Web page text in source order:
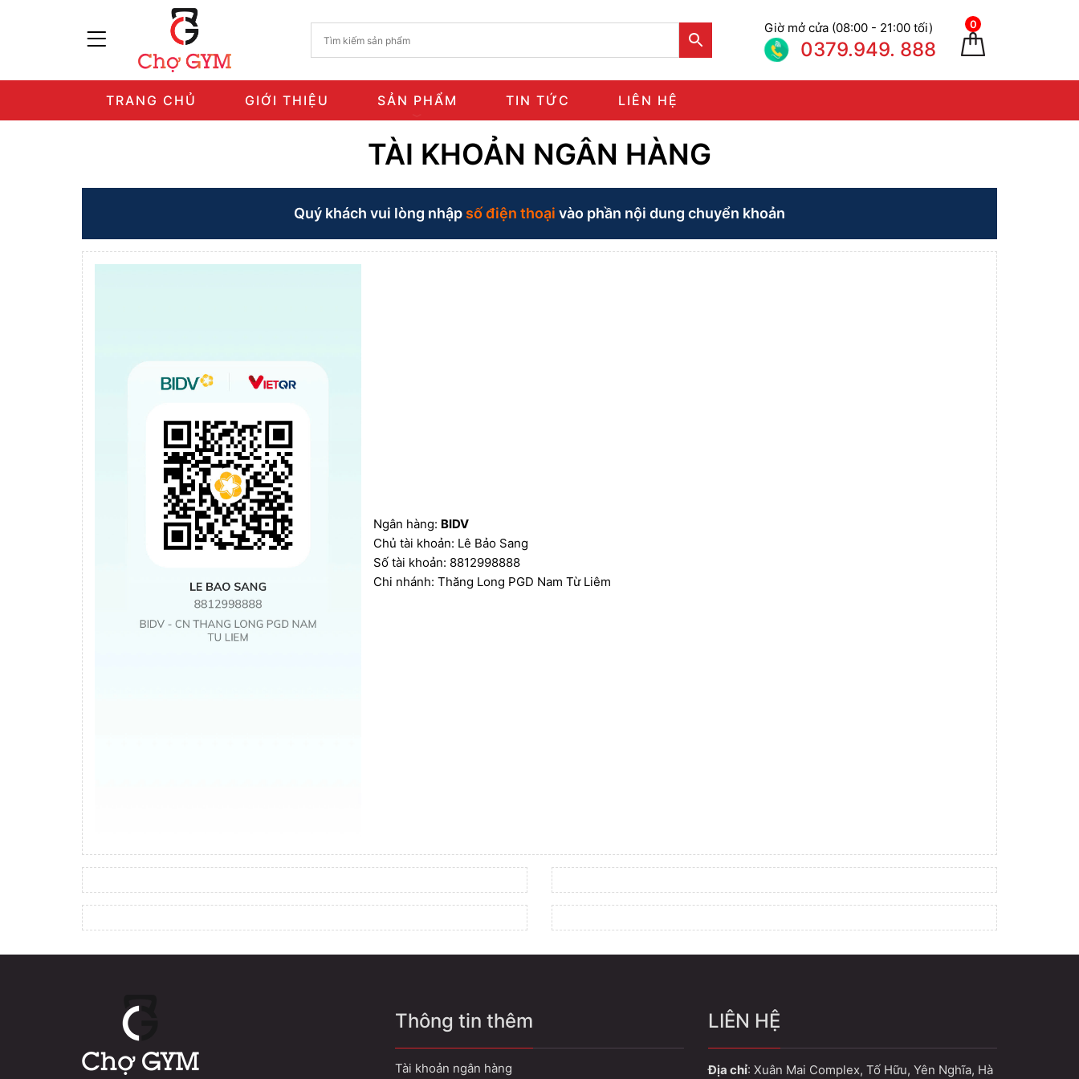
Giờ mở cửa (08:00 - 21:00 tối)
0379.949. 888
0
TRANG CHỦ GIỚI THIỆU SẢN PHẨM TIN TỨC LIÊN HỆ
TÀI KHOẢN NGÂN HÀNG
Quý khách vui lòng nhập số điện thoại vào phần nội dung chuyển khoản
Ngân hàng: BIDV
Chủ tài khoản: Lê Bảo Sang
Số tài khoản: 8812998888
Chi nhánh: Thăng Long PGD Nam Từ Liêm
Thông tin thêm
Tài khoản ngân hàng
LIÊN HỆ
Địa chỉ: Xuân Mai Complex, Tố Hữu, Yên Nghĩa, Hà